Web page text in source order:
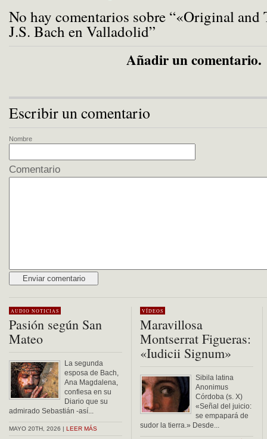
No hay comentarios sobre “«Original
J.S. Bach en Valladolid”
Añadir un comentario.
Escribir un comentario
Nombre
Comentario
AUDIO NOTICIAS
Pasión según San
Mateo
La segunda
esposa de Bach,
Ana Magdalena,
confiesa en su
Diario que su
admirado Sebastián -así...
MAYO 20TH, 2026 | LEER MÁS
VÍDEOS
Maravillosa
Montserrat Figueras:
«Iudicii Signum»
Sibila latina
Anonimus
Córdoba (s. X)
«Señal del juicio:
se empapará de
sudor la tierra.» Desde...